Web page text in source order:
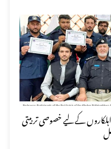
کے لیے خصوصی تربیتی